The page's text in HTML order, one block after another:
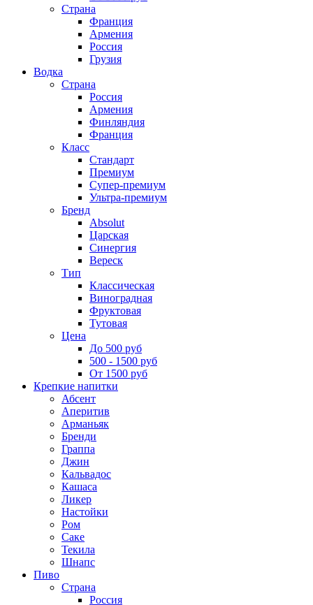
Страна
Франция
Армения
Россия
Грузия
Водка
Страна
Россия
Армения
Финляндия
Франция
Класс
Стандарт
Премиум
Супер-премиум
Ультра-премиум
Бренд
Absolut
Царская
Синергия
Вереск
Тип
Классическая
Виноградная
Фруктовая
Тутовая
Цена
До 500 руб
500 - 1500 руб
От 1500 руб
Крепкие напитки
Абсент
Аперитив
Арманьяк
Бренди
Граппа
Джин
Кальвадос
Кашаса
Ликер
Настойки
Ром
Саке
Текила
Шнапс
Пиво
Страна
Россия